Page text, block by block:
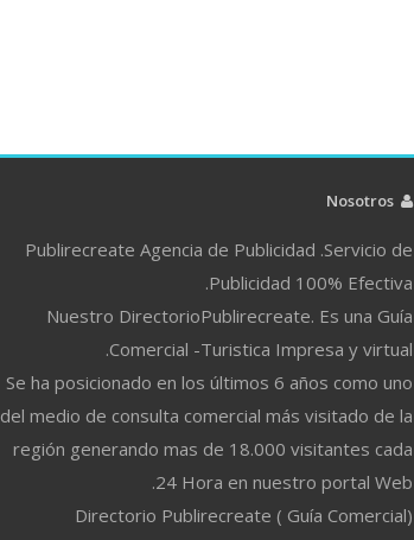
Nosotros
Publirecreate Agencia de Publicidad .Servicio de
Publicidad 100% Efectiva.
Nuestro DirectorioPublirecreate. Es una Guía
Comercial -Turistica Impresa y virtual.
Se ha posicionado en los últimos 6 años como uno
del medio de consulta comercial más visitado de la
región generando mas de 18.000 visitantes cada
24 Hora en nuestro portal Web.
Directorio Publirecreate ( Guía Comercial)